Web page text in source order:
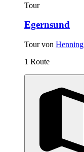
Tour
Egernsund
Tour von Henning
1 Route